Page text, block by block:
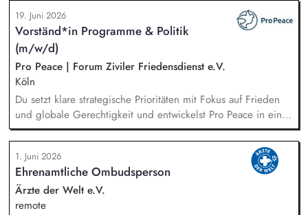
Öffentlichkeitsarbeit Print und web in Deutsch und Englisch,
Vertretung des Projekts bei Vorträgen, Netzwerk- u.
Fundraisingveranstaltungen, Weiterentwicklung des
Privatspendenfundraisings, regelmäßige Kommunikation mit
und das Gewinnen von (neuen) Spender*innen, Organisation
und Begleitung der etwa jährlich stattfindenden
Dialogseminare.
19. Juni 2026
Vorständ*in Programme & Politik
(m/w/d)
Pro Peace | Forum Ziviler Friedensdienst e.V.
Köln
Du setzt klare strategische Prioritäten mit Fokus auf Frieden
und globale Gerechtigkeit und entwickelst Pro Peace in einer
Phase der Neuausrichtung zukunftsfähig weiter. Du steuerst
die Programme im In- und Ausland, die Kommunikation und
die Akademie für Konflikttransformation und entwickelst den
methodischen Ansatz gemeinsam mit den Fachbereichen
kontinuierlich weiter. Du sicherst und diversifizierst
Einnahmen und verantwortest das strategische Fundraising.
1. Juni 2026
Ehrenamtliche Ombudsperson
Ärzte der Welt e.V.
remote